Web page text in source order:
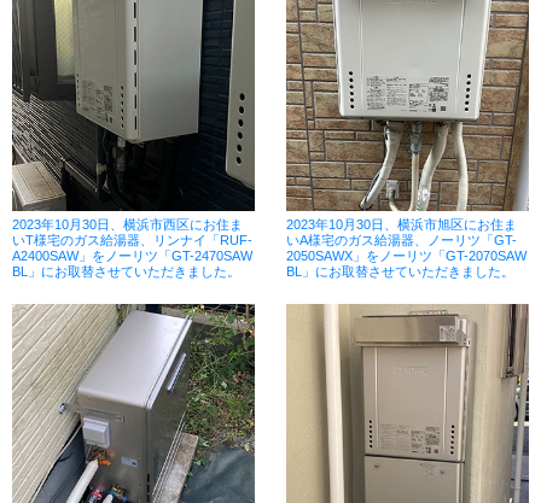
2023年10月30日、横浜市西区にお住ま
いT様宅のガス給湯器、リンナイ「RUF-
A2400SAW」をノーリツ「GT-2470SAW
BL」にお取替させていただきました。
2023年10月30日、横浜市旭区にお住ま
いA様宅のガス給湯器、ノーリツ「GT-
2050SAWX」をノーリツ「GT-2070SAW
BL」にお取替させていただきました。